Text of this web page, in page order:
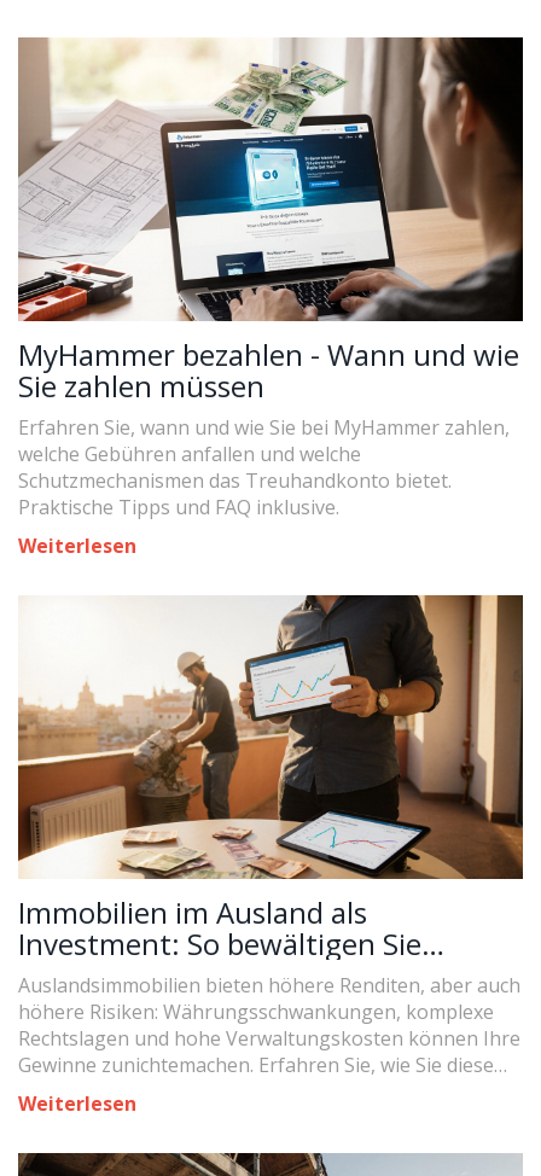
MyHammer bezahlen - Wann und wie
Sie zahlen müssen
Erfahren Sie, wann und wie Sie bei MyHammer zahlen,
welche Gebühren anfallen und welche
Schutzmechanismen das Treuhandkonto bietet.
Praktische Tipps und FAQ inklusive.
Weiterlesen
Immobilien im Ausland als
Investment: So bewältigen Sie
Währungs- und Rechtsrisiken
Auslandsimmobilien bieten höhere Renditen, aber auch
höhere Risiken: Währungsschwankungen, komplexe
Rechtslagen und hohe Verwaltungskosten können Ihre
Gewinne zunichtemachen. Erfahren Sie, wie Sie diese
Risiken minimieren.
Weiterlesen